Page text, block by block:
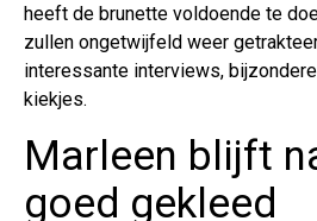
heeft de brunette voldoende te
zullen ongetwijfeld weer
interessante interviews,
kiekjes.
Marleen blijft
goed gekleed